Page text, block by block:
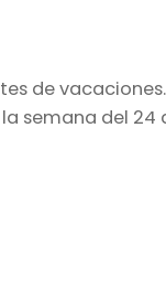
de vacaciones.
semana del 24